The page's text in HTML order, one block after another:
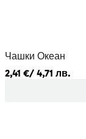
Чашки Океан
2,41 €/ 4,71 лв.